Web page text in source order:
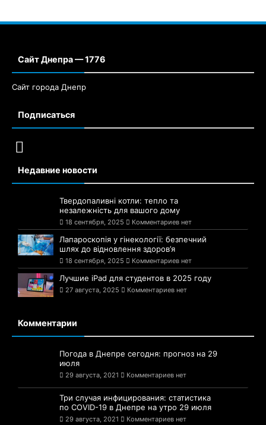
Сайт Днепра — 1776
Сайт города Днепр
Подписаться
Недавние новости
Твердопаливні котли: тепло та
незалежність для вашого дому
18 сентября, 2025 Комментариев нет
Лапароскопія у гінекології: безпечний
шлях до відновлення здоров’я
18 сентября, 2025 Комментариев нет
Лучшие iPad для студентов в 2025 году
27 августа, 2025 Комментариев нет
Комментарии
Погода в Днепре сегодня: прогноз на 29
июля
29 августа, 2021 Комментариев нет
Три случая инфицирования: статистика
по COVID-19 в Днепре на утро 29 июля
29 августа, 2021 Комментариев нет